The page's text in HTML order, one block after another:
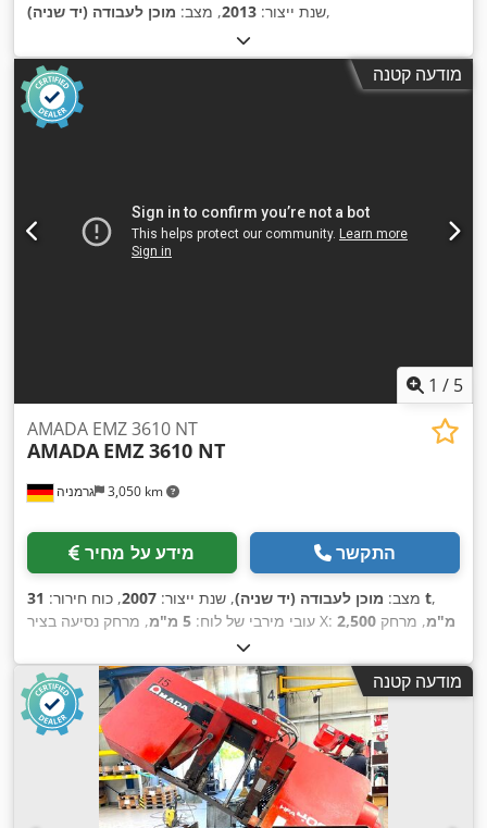
שנת ייצור: 2013, מצב: מוכן לעבודה (יד שניה) ,
מודעה קטנה
1 / 5
גרמניה 3,050 km
AMADA EMZ 3610 NT
AMADA EMZ 3610 NT
מידע על מחיר התקשר
מצב: מוכן לעבודה (יד שניה), שנת ייצור: 2007, כוח חירור: 31 t,
עובי מירבי של לוח: 5 מ"מ , מרחק נסיעה בציר X: 2,500 מ"מ, מרחק
, עומס שולחן:
160 ק"ג
, מספר צירים:2 ,
מודעה קטנה